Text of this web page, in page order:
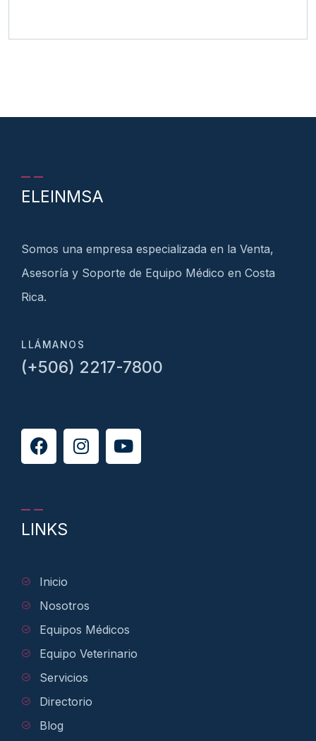
ELEINMSA
Somos una empresa especializada en la Venta,
Asesoría y Soporte de Equipo Médico en Costa
Rica.
LLÁMANOS
(+506) 2217-7800
LINKS
Inicio
Nosotros
Equipos Médicos
Equipo Veterinario
Servicios
Directorio
Blog